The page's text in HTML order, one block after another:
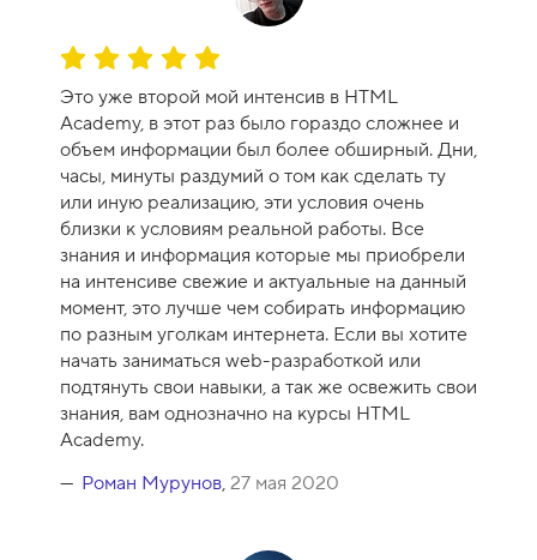
О
е
н
к
а
к
у
р
с
а
-
1
0
Это уже второй мой интенсив в HTML
Academy, в этот раз было гораздо сложнее и
объем информации был более обширный. Дни,
часы, минуты раздумий о том как сделать ту
или иную реализацию, эти условия очень
близки к условиям реальной работы. Все
знания и информация которые мы приобрели
на интенсиве свежие и актуальные на данный
момент, это лучше чем собирать информацию
по разным уголкам интернета. Если вы хотите
начать заниматься web-разработкой или
подтянуть свои навыки, а так же освежить свои
знания, вам однозначно на курсы HTML
Academy.
Роман Мурунов, 27 мая 2020